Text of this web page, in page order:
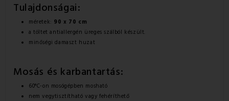
Tulajdonságai:
méretek: 90 x 70 cm
a töltet antiallergén üreges szálból készült.
minőségi damaszt huzat
Mosás és karbantartás:
60°C-on mosógépben mosható
nem vegytisztítható vagy fehéríthető